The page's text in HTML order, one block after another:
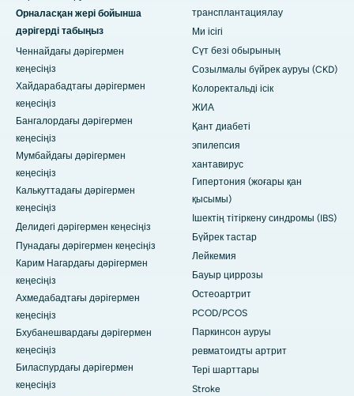
Орналасқан жері бойынша
дәрігерді табыңыз
Ченнайдағы дәрігермен
кеңесіңіз
Хайдарабадтағы дәрігермен
кеңесіңіз
Бангалордағы дәрігермен
кеңесіңіз
Мумбайдағы дәрігермен
кеңесіңіз
Калькуттадағы дәрігермен
кеңесіңіз
Делидегі дәрігермен кеңесіңіз
Пунадағы дәрігермен кеңесіңіз
Карим Нагардағы дәрігермен
кеңесіңіз
Ахмедабадтағы дәрігермен
кеңесіңіз
Бхубанешвардағы дәрігермен
кеңесіңіз
Биласпурдағы дәрігермен
кеңесіңіз
трансплантациялау
Ми ісігі
Сүт безі обырының
Созылмалы бүйрек ауруы (CKD)
Колоректальді ісік
ЖИА
Қант диабеті
эпилепсия
хантавирус
Гипертония (жоғары қан
қысымы)
Ішектің тітіркену синдромы (IBS)
Бүйрек тастар
Лейкемия
Бауыр циррозы
Остеоартрит
PCOD/PCOS
Паркинсон ауруы
ревматоидты артрит
Тері шарттары
Stroke